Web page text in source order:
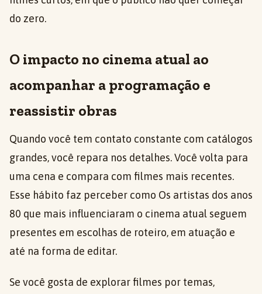
do zero.
O impacto no cinema atual ao
acompanhar a programação e
reassistir obras
Quando você tem contato constante com catálogos
grandes, você repara nos detalhes. Você volta para
uma cena e compara com filmes mais recentes.
Esse hábito faz perceber como Os artistas dos anos
80 que mais influenciaram o cinema atual seguem
presentes em escolhas de roteiro, em atuação e
até na forma de editar.
Se você gosta de explorar filmes por temas,